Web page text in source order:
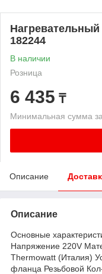
182244
В наличии
Розница
6 435 ₸
Минимальная сумма
Описание
Описание
Основные
Напряжение 220V
Thermowatt (Италия)
фланца Резьбовой